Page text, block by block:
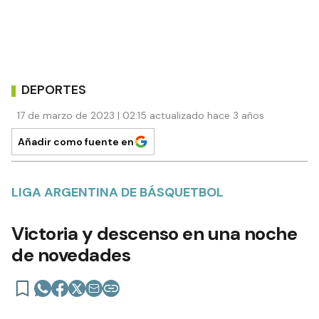
DEPORTES
17 de marzo de 2023 | 02:15 actualizado hace 3 años
Añadir como fuente en
LIGA ARGENTINA DE BÁSQUETBOL
Victoria y descenso en una noche
de novedades